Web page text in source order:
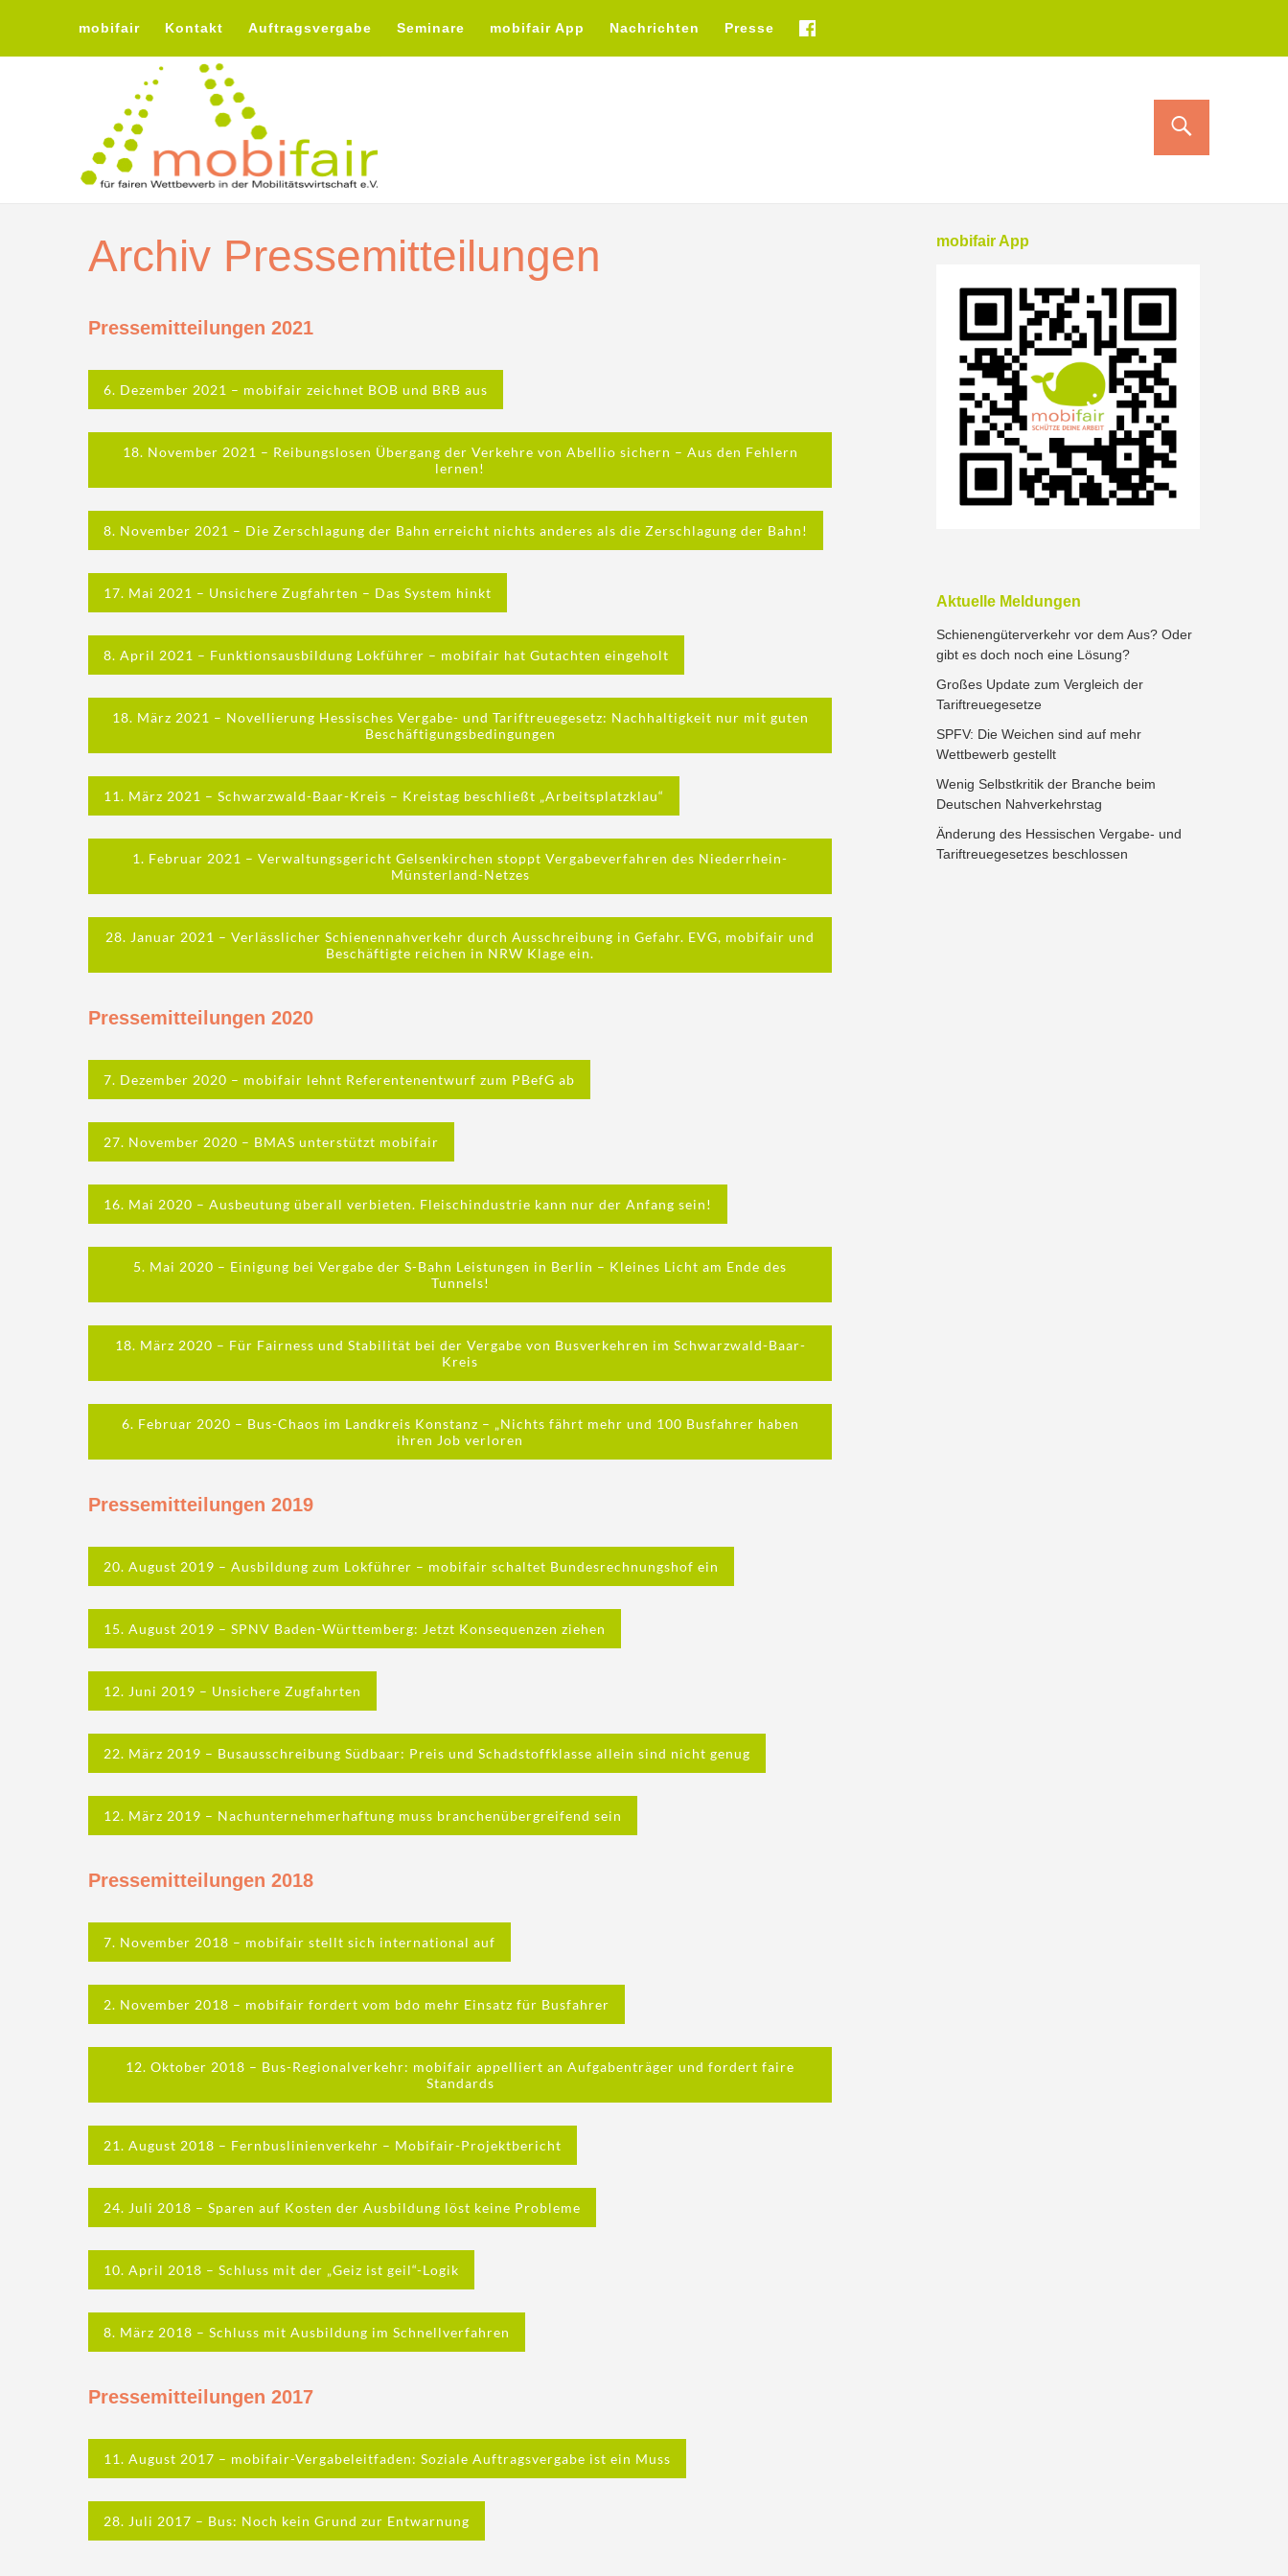
mobifair Kontakt Auftragsvergabe Seminare mobifair App Nachrichten Presse fb
Archiv Pressemitteilungen
Pressemitteilungen 2021
6. Dezember 2021 – mobifair zeichnet BOB und BRB aus
18. November 2021 – Reibungslosen Übergang der Verkehre von Abellio sichern – Aus den Fehlern
lernen!
8. November 2021 – Die Zerschlagung der Bahn erreicht nichts anderes als die Zerschlagung der Bahn!
17. Mai 2021 – Unsichere Zugfahrten – Das System hinkt
8. April 2021 – Funktionsausbildung Lokführer – mobifair hat Gutachten eingeholt
18. März 2021 – Novellierung Hessisches Vergabe- und Tariftreuegesetz: Nachhaltigkeit nur mit guten
Beschäftigungsbedingungen
11. März 2021 – Schwarzwald-Baar-Kreis – Kreistag beschließt „Arbeitsplatzklau“
1. Februar 2021 – Verwaltungsgericht Gelsenkirchen stoppt Vergabeverfahren des Niederrhein-
Münsterland-Netzes
28. Januar 2021 – Verlässlicher Schienennahverkehr durch Ausschreibung in Gefahr. EVG, mobifair und
Beschäftigte reichen in NRW Klage ein.
Pressemitteilungen 2020
7. Dezember 2020 – mobifair lehnt Referentenentwurf zum PBefG ab
27. November 2020 – BMAS unterstützt mobifair
16. Mai 2020 – Ausbeutung überall verbieten. Fleischindustrie kann nur der Anfang sein!
5. Mai 2020 – Einigung bei Vergabe der S-Bahn Leistungen in Berlin – Kleines Licht am Ende des
Tunnels!
18. März 2020 – Für Fairness und Stabilität bei der Vergabe von Busverkehren im Schwarzwald-Baar-
Kreis
6. Februar 2020 – Bus-Chaos im Landkreis Konstanz – „Nichts fährt mehr und 100 Busfahrer haben
ihren Job verloren
Pressemitteilungen 2019
20. August 2019 – Ausbildung zum Lokführer – mobifair schaltet Bundesrechnungshof ein
15. August 2019 – SPNV Baden-Württemberg: Jetzt Konsequenzen ziehen
12. Juni 2019 – Unsichere Zugfahrten
22. März 2019 – Busausschreibung Südbaar: Preis und Schadstoffklasse allein sind nicht genug
12. März 2019 – Nachunternehmerhaftung muss branchenübergreifend sein
Pressemitteilungen 2018
7. November 2018 – mobifair stellt sich international auf
2. November 2018 – mobifair fordert vom bdo mehr Einsatz für Busfahrer
12. Oktober 2018 – Bus-Regionalverkehr: mobifair appelliert an Aufgabenträger und fordert faire
Standards
21. August 2018 – Fernbuslinienverkehr – Mobifair-Projektbericht
24. Juli 2018 – Sparen auf Kosten der Ausbildung löst keine Probleme
10. April 2018 – Schluss mit der „Geiz ist geil“-Logik
8. März 2018 – Schluss mit Ausbildung im Schnellverfahren
Pressemitteilungen 2017
11. August 2017 – mobifair-Vergabeleitfaden: Soziale Auftragsvergabe ist ein Muss
28. Juli 2017 – Bus: Noch kein Grund zur Entwarnung
mobifair App
Aktuelle Meldungen
Schienengüterverkehr vor dem Aus? Oder
gibt es doch noch eine Lösung?
Großes Update zum Vergleich der
Tariftreuegesetze
SPFV: Die Weichen sind auf mehr
Wettbewerb gestellt
Wenig Selbstkritik der Branche beim
Deutschen Nahverkehrstag
Änderung des Hessischen Vergabe- und
Tariftreuegesetzes beschlossen